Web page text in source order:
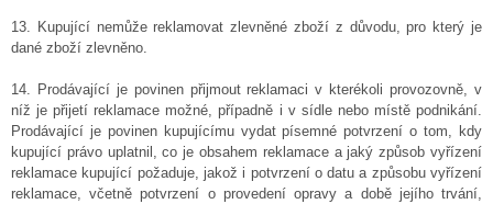
13. Kupující nemůže reklamovat zlevněné zboží z důvodu, pro který je
dané zboží zlevněno.
14. Prodávající je povinen přijmout reklamaci v kterékoli provozovně, v
níž je přijetí reklamace možné, případně i v sídle nebo místě podnikání.
Prodávající je povinen kupujícímu vydat písemné potvrzení o tom, kdy
kupující právo uplatnil, co je obsahem reklamace a jaký způsob vyřízení
reklamace kupující požaduje, jakož i potvrzení o datu a způsobu vyřízení
reklamace, včetně potvrzení o provedení opravy a době jejího trvání,